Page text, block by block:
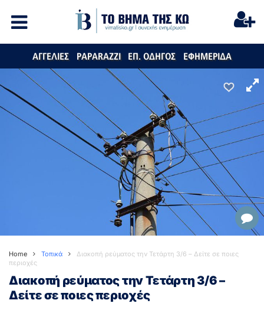
ΑΓΓΕΛΙΕΣ PAPARAZZI ΕΠ. ΟΔΗΓΟΣ ΕΦΗΜΕΡΙΔΑ
Home Τοπικά
Διακοπή ρεύματος την Τετάρτη 3/6 – Δείτε σε ποιες
περιοχές
Διακοπή ρεύματος την Τετάρτη 3/6 –
Δείτε σε ποιες περιοχές